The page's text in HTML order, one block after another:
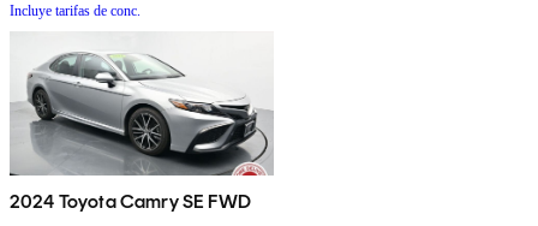
Incluye tarifas de conc.
2024 Toyota Camry SE FWD